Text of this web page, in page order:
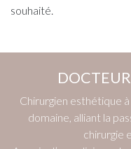
souhaité.
Chirurgien esthétique
domaine, alliant la
chirurgie